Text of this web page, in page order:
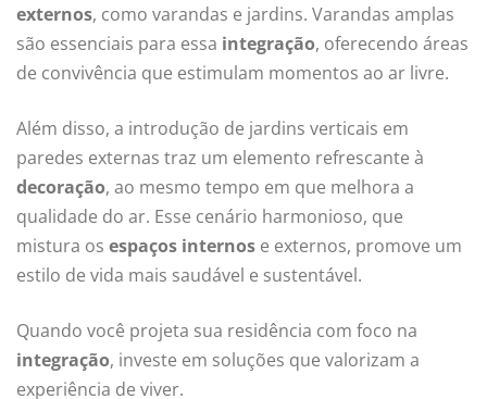
externos, como varandas e jardins. Varandas amplas
são essenciais para essa integração, oferecendo áreas
de convivência que estimulam momentos ao ar livre.
Além disso, a introdução de jardins verticais em
paredes externas traz um elemento refrescante à
decoração, ao mesmo tempo em que melhora a
qualidade do ar. Esse cenário harmonioso, que
mistura os espaços internos e externos, promove um
estilo de vida mais saudável e sustentável.
Quando você projeta sua residência com foco na
integração, investe em soluções que valorizam a
experiência de viver.